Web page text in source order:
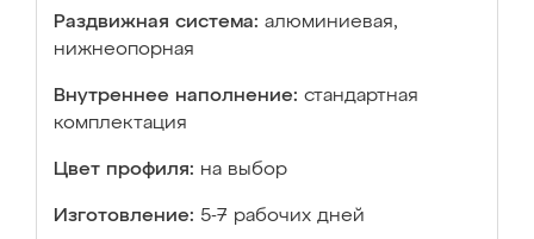
Раздвижная система: алюминиевая,
нижнеопорная
Внутреннее наполнение: стандартная
комплектация
Цвет профиля: на выбор
Изготовление: 5-7 рабочих дней